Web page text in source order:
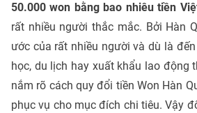
50.000 won bằng bao nhiêu tiền
rất nhiều người thắc mắc. Bởi Hàn
ước của rất nhiều người và dù là
học, du lịch hay xuất khẩu lao động
nắm rõ cách quy đổi tiền Won Hàn
phục vụ cho mục đích chi tiêu. Vậy